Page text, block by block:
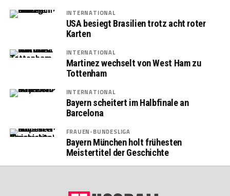
INTERNATIONAL
USA besiegt Brasilien trotz acht roter
Karten
INTERNATIONAL
Martinez wechselt von West Ham zu
Tottenham
INTERNATIONAL
Bayern scheitert im Halbfinale an
Barcelona
FRAUEN-BUNDESLIGA
Bayern München holt frühesten
Meistertitel der Geschichte